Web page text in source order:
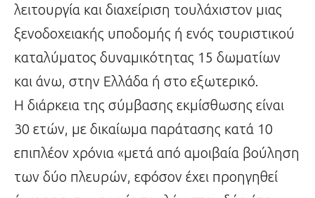
λειτουργία και διαχείριση τουλάχιστον μιας
ξενοδοχειακής υποδομής ή ενός τουριστικού
καταλύματος δυναμικότητας 15 δωματίων
και άνω, στην Ελλάδα ή στο εξωτερικό.
Η διάρκεια της σύμβασης εκμίσθωσης είναι
30 ετών, με δικαίωμα παράτασης κατά 10
επιπλέον χρόνια «μετά από αμοιβαία βούληση
των δύο πλευρών, εφόσον έχει προηγηθεί